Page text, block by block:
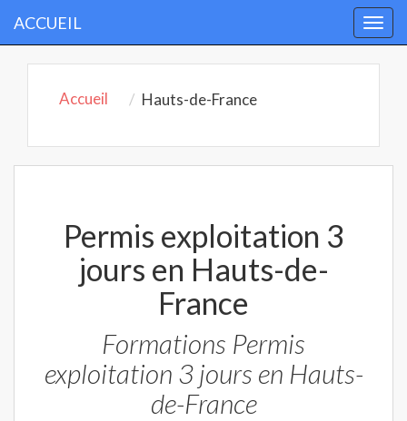
ACCUEIL
Accueil Hauts-de-France
Permis exploitation 3
jours en Hauts-de-
France
Formations Permis
exploitation 3 jours en Hauts-
de-France